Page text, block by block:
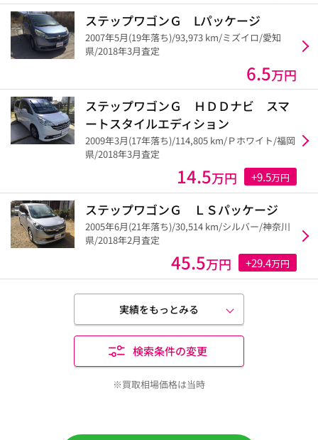
ステップワゴンＧ Lパッケージ
2007年5月(19年落ち)/93,973 km/ミズイロ/愛知
県/2018年3月査定
6.5万円
ステップワゴンＧ ＨＤＤナビ スマ
ートスタイルエディション
2009年3月(17年落ち)/114,805 km/Ｐホワイト/福岡
県/2018年3月査定
14.5万円 +9.5万円
ステップワゴンＧ ＬＳパッケージ
2005年6月(21年落ち)/30,514 km/シルバー/神奈川
県/2018年2月査定
45.5万円 +29.4万円
実績をもっとみる
検索条件の変更
※買取相場価格は当時